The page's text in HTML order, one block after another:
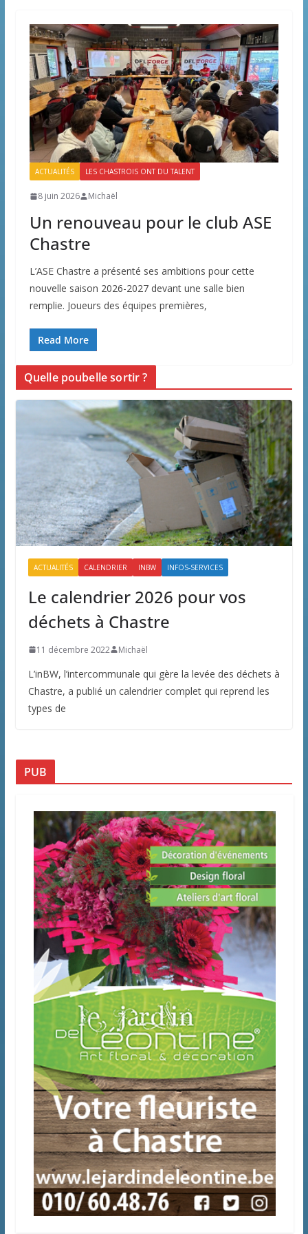
ACTUALITÉS LES CHASTROIS ONT DU TALENT
8 juin 2026 Michaël
Un renouveau pour le club ASE
Chastre
L’ASE Chastre a présenté ses ambitions pour cette
nouvelle saison 2026-2027 devant une salle bien
remplie. Joueurs des équipes premières,
Read More
Quelle poubelle sortir ?
ACTUALITÉS CALENDRIER INBW INFOS-SERVICES
Le calendrier 2026 pour vos
déchets à Chastre
11 décembre 2022 Michaël
L’inBW, l’intercommunale qui gère la levée des déchets à
Chastre, a publié un calendrier complet qui reprend les
types de
PUB